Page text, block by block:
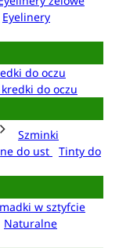
Eyelinery
do oczu
do oczu
Szminki
do ust
Tinty do
w sztyfcie
Naturalne